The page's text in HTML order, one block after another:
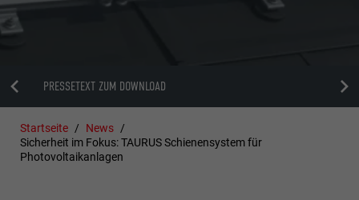
PRESSETEXT ZUM DOWNLOAD
Startseite
News
Sicherheit im Fokus: TAURUS Schienensystem für
Photovoltaikanlagen